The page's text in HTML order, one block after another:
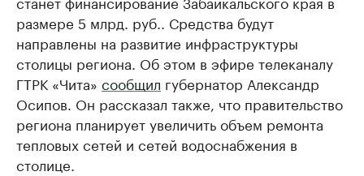
размере 5 млрд. руб.. Средства будут
направлены на развитие инфраструктуры
столицы региона. Об этом в эфире телеканалу
ГТРК «Чита» сообщил губернатор Александр
Осипов. Он рассказал также, что правительство
региона планирует увеличить объем ремонта
тепловых сетей и сетей водоснабжения в
столице.